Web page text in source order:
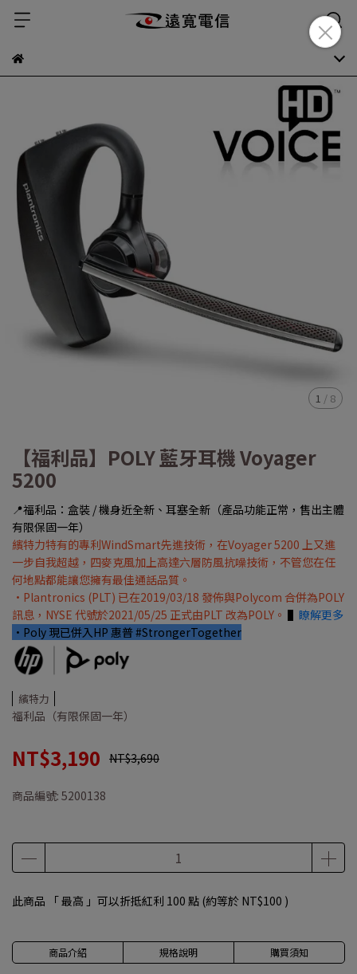
1 / 8
【福利品】POLY 藍牙耳機 Voyager
5200
📍福利品：盒裝 / 機身近全新、耳塞全新（產品功能正常，售出主體
有限保固一年）
繽特力特有的專利WindSmart先進技術，在Voyager 5200 上又進
一步自我超越，四麥克風加上高達六層防風抗噪技術，不管您在任
何地點都能讓您擁有最佳通話品質。
•Plantronics (PLT) 已在2019/03/18 發佈與Polycom 合併為POLY
訊息，NYSE 代號於2021/05/25 正式由PLT 改為POLY。 ▌ 瞭解更多
•Poly 現已併入HP 惠普 #StrongerTogether
繽特力
福利品（有限保固一年）
NT$3,190 NT$3,690
商品編號: 5200138
此商品 「 最高 」可以折抵紅利 100 點 (約等於 NT$100 )
商品介紹 規格說明 購買須知